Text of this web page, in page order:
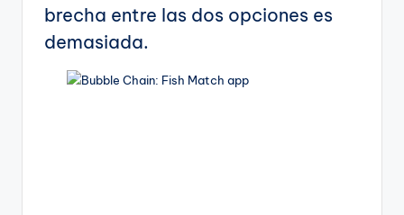
brecha entre las dos opciones es
demasiada.